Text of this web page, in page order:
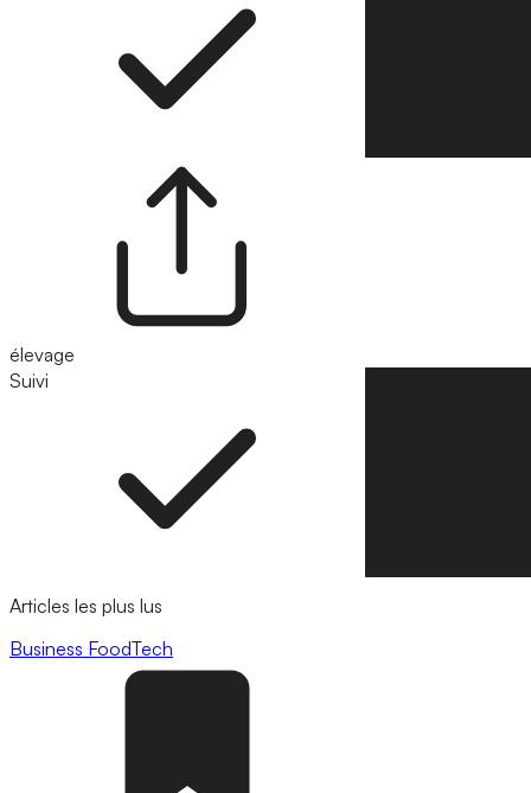
élevage
Suivi
Articles les plus lus
Business FoodTech